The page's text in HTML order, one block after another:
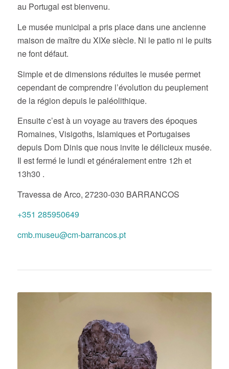
au Portugal est bienvenu.
Le musée municipal a pris place dans une ancienne
maison de maître du XIXe siècle. Ni le patio ni le puits
ne font défaut.
Simple et de dimensions réduites le musée permet
cependant de comprendre l’évolution du peuplement
de la région depuis le paléolithique.
Ensuite c’est à un voyage au travers des époques
Romaines, Visigoths, Islamiques et Portugaises
depuis Dom Dinis que nous invite le délicieux musée.
Il est fermé le lundi et généralement entre 12h et
13h30 .
Travessa de Arco, 27230-030 BARRANCOS
+351 285950649
cmb.museu@cm-barrancos.pt